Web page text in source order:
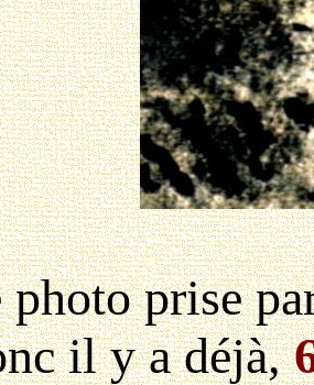
prise
il y a déjà,